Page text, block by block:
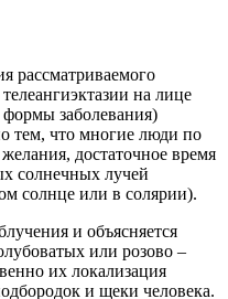
рассматриваемого
на лице
формы заболевания)
тем, что многие люди по
достаточное время
солнечных лучей
солнце или в солярии).
и объясняется
или розово –
их локализация
и щеки человека.